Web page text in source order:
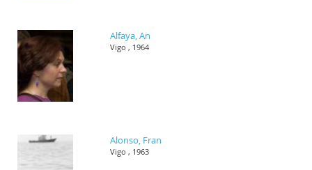
Alfaya, An
Vigo , 1964
Alonso, Fran
Vigo , 1963